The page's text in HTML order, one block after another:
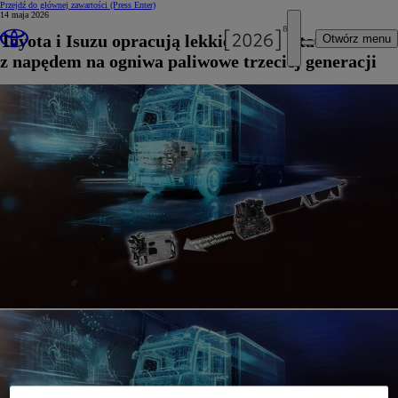
Przejdź do głównej zawartości (Press Enter)
Otwórz menu
14 maja 2026
Toyota i Isuzu opracują lekkie auto dostawcze
z napędem na ogniwa paliwowe trzeciej generacji